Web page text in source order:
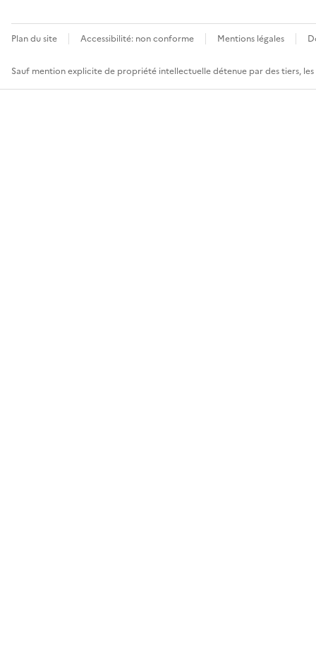
Plan du site Accessibilité: non conforme Mentions légales
Sauf mention explicite de propriété intellectuelle détenue par des tiers,